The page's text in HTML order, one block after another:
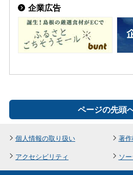
企業広告
ページの先頭
個人情報の取り扱い
著
アクセシビリティ
ソ